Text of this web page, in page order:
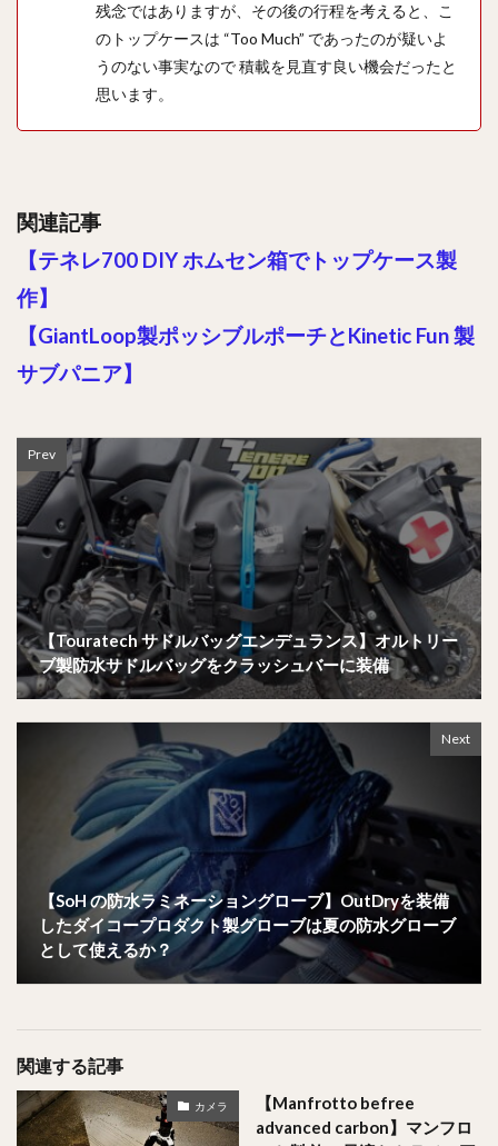
残念ではありますが、その後の行程を考えると、こ
のトップケースは “Too Much” であったのが疑いよ
うのない事実なので 積載を見直す良い機会だったと
思います。
関連記事
【テネレ700 DIY ホムセン箱でトップケース製
作】
【GiantLoop製ポッシブルポーチとKinetic Fun 製
サブパニア】
Prev
【Touratech サドルバッグエンデュランス】オルトリー
ブ製防水サドルバッグをクラッシュバーに装備
Next
【SoH の防水ラミネーショングローブ】OutDryを装備
したダイコープロダクト製グローブは夏の防水グローブ
として使えるか？
関連する記事
カメラ
【Manfrotto befree
advanced carbon】マンフロ